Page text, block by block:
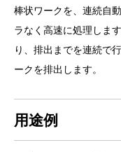
棒状ワークを、連続自
ラなく高速に処理しま
り、排出までを連続で
ークを排出します。
用途例